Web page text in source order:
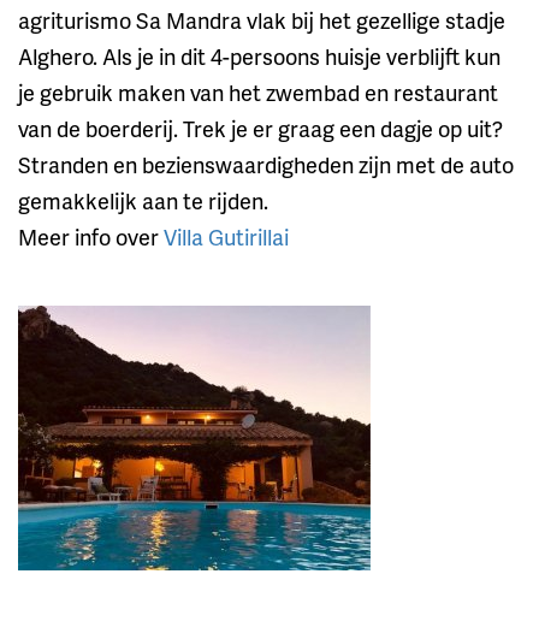
agriturismo Sa Mandra vlak bij het gezellige stadje
Alghero. Als je in dit 4-persoons huisje verblijft kun
je gebruik maken van het zwembad en restaurant
van de boerderij. Trek je er graag een dagje op uit?
Stranden en bezienswaardigheden zijn met de auto
gemakkelijk aan te rijden.
Meer info overVilla Gutirillai